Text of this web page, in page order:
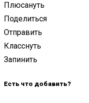
Плюсануть
Поделиться
Отправить
Класснуть
Запинить
Есть что добавить?